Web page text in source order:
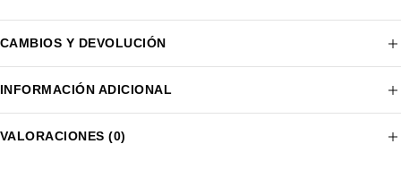
CAMBIOS Y DEVOLUCIÓN
INFORMACIÓN ADICIONAL
VALORACIONES (0)